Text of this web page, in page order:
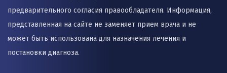
предварительного согласия правообладателя. Информация,
представленная на сайте не заменяет прием врача и не
может быть использована для назначения лечения и
постановки диагноза.